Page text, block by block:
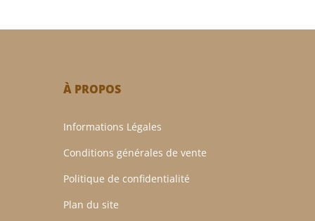
À PROPOS
Informations Légales
Conditions générales de vente
Politique de confidentialité
Plan du site